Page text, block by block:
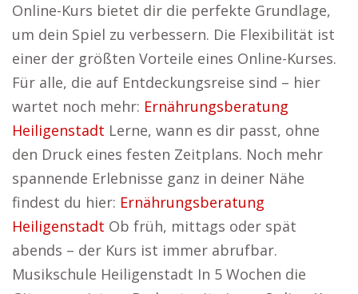
Online-Kurs bietet dir die perfekte Grundlage,
um dein Spiel zu verbessern. Die Flexibilität ist
einer der größten Vorteile eines Online-Kurses.
Für alle, die auf Entdeckungsreise sind – hier
wartet noch mehr: Ernährungsberatung
Heiligenstadt Lerne, wann es dir passt, ohne
den Druck eines festen Zeitplans. Noch mehr
spannende Erlebnisse ganz in deiner Nähe
findest du hier: Ernährungsberatung
Heiligenstadt Ob früh, mittags oder spät
abends – der Kurs ist immer abrufbar.
Musikschule Heiligenstadt In 5 Wochen die